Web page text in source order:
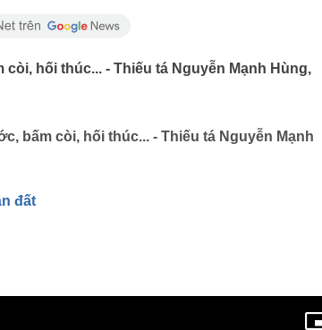
hối thúc... - Thiếu tá Nguyễn Mạnh Hùng,
bấm còi, hối thúc... - Thiếu tá Nguyễn Mạnh
đất